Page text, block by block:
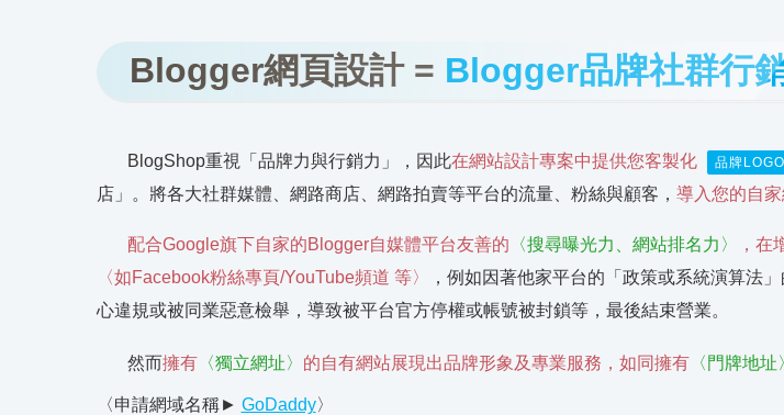
Blogger網頁設計 = Blogger品牌社群行
BlogShop重視「品牌力與行銷力」，因此在網站設計專案中提供您客製化 品牌
店」。將各大社群媒體、網路商店、網路拍賣等平台的流量、粉絲與顧客， 導入您的自
配合Google旗下自家的Blogger自媒體平台友善的 〈搜尋曝光力、網站排名力〉
，在
〈如Facebook粉絲專頁/YouTube頻道 等〉
，例如因著他家平台的「政策或系統演算法
心違規或被同業惡意檢舉，導致被平台官方停權或帳號被封鎖等，最後結束營業。
然而擁有〈獨立網址〉 的自有網站展現出品牌形象及專業服務，如同擁有〈門牌地址〉
〈申請網域名稱► GoDaddy〉